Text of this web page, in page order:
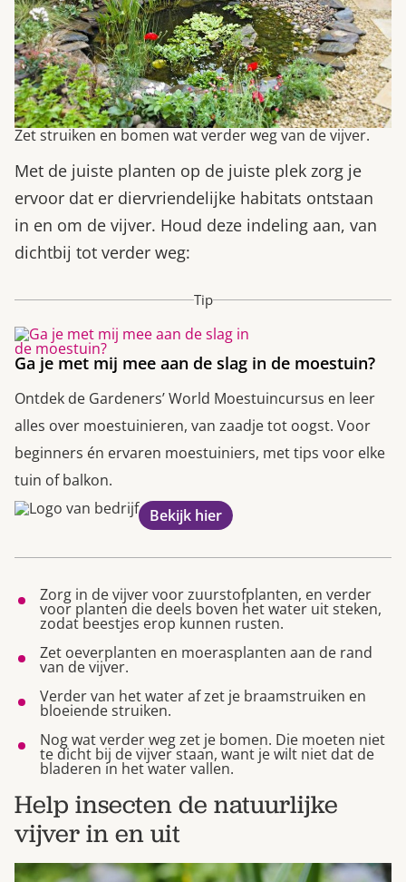
Zet struiken en bomen wat verder weg van de vijver.
Met de juiste planten op de juiste plek zorg je
ervoor dat er diervriendelijke habitats ontstaan
in en om de vijver. Houd deze indeling aan, van
dichtbij tot verder weg:
Tip
Ga je met mij mee aan de slag in de moestuin?
Ontdek de Gardeners’ World Moestuincursus en leer
alles over moestuinieren, van zaadje tot oogst. Voor
beginners én ervaren moestuiniers, met tips voor elke
tuin of balkon.
Bekijk hier
Zorg in de vijver voor zuurstofplanten, en verder
voor planten die deels boven het water uit steken,
zodat beestjes erop kunnen rusten.
Zet oeverplanten en moerasplanten aan de rand
van de vijver.
Verder van het water af zet je braamstruiken en
bloeiende struiken.
Nog wat verder weg zet je bomen. Die moeten niet
te dicht bij de vijver staan, want je wilt niet dat de
bladeren in het water vallen.
Help insecten de natuurlijke
vijver in en uit